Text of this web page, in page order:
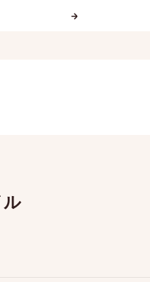
次へ